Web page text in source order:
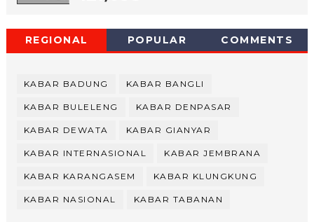
REGIONAL POPULAR COMMENTS
KABAR BADUNG KABAR BANGLI
KABAR BULELENG KABAR DENPASAR
KABAR DEWATA KABAR GIANYAR
KABAR INTERNASIONAL KABAR JEMBRANA
KABAR KARANGASEM KABAR KLUNGKUNG
KABAR NASIONAL KABAR TABANAN